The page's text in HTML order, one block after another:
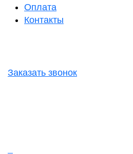
Оплата
Контакты
Заказать звонок